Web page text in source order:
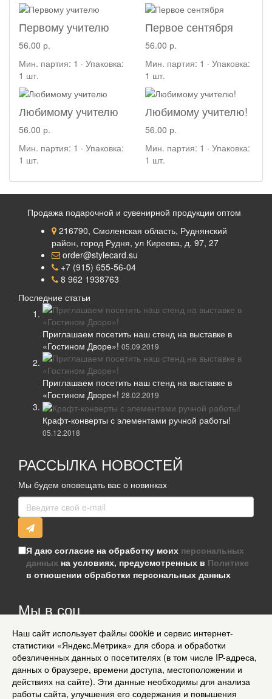
Первому учителю
56.00 р.
Мин. партия: 1 · Упаковка:
1 шт.
Первое сентября
56.00 р.
Мин. партия: 1 · Упаковка:
1 шт.
Любимому учителю
56.00 р.
Мин. партия: 1 · Упаковка:
1 шт.
Любимому учителю!
56.00 р.
Мин. партия: 1 · Упаковка:
1 шт.
Продажа подарочной и сувенирной продукции оптом
216790, Смоленская область, Руднянский
район, город Рудня, ул Киреева, д. 97, 27
order@stylecard.su
+7 (915) 655-56-04
8 962 1938763
Последние статьи
Приглашаем посетить наш стенд на выставке в
«Гостином Дворе»! 05.09.2019
Приглашаем посетить наш стенд на выставке в
«Гостином Дворе»! 28.02.2019
Крафт-конверты с элементами ручной работы!
05.12.2018
РАССЫЛКА НОВОСТЕЙ
Мы будем оповещать вас о новинках
Я даю согласие на обработку моих персональных
данных на условиях, предусмотренных в Политике
в отношении обработки персональных данных
Мы в соц
сетях
Информация для клиентов
Согласие на обработку персональных данных
О нас
Доставка
Политика конфиденциальности и защита информации
Наш сайт использует файлы cookie и сервис интернет-
статистики «Яндекс.Метрика» для сбора и обработки
обезличенных данных о посетителях (в том числе IP-адреса,
данных о браузере, времени доступа, местоположении и
действиях на сайте). Эти данные необходимы для анализа
работы сайта, улучшения его содержания и повышения